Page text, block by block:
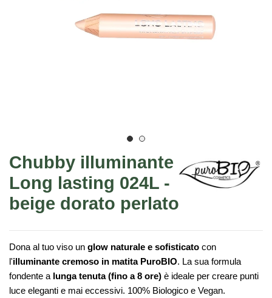
Chubby illuminante
Long lasting 024L -
beige dorato perlato
Dona al tuo viso un glow naturale e sofisticato con
l'illuminante cremoso in matita PuroBIO. La sua formula
fondente a lunga tenuta (fino a 8 ore) è ideale per creare punti
luce eleganti e mai eccessivi. 100% Biologico e Vegan.